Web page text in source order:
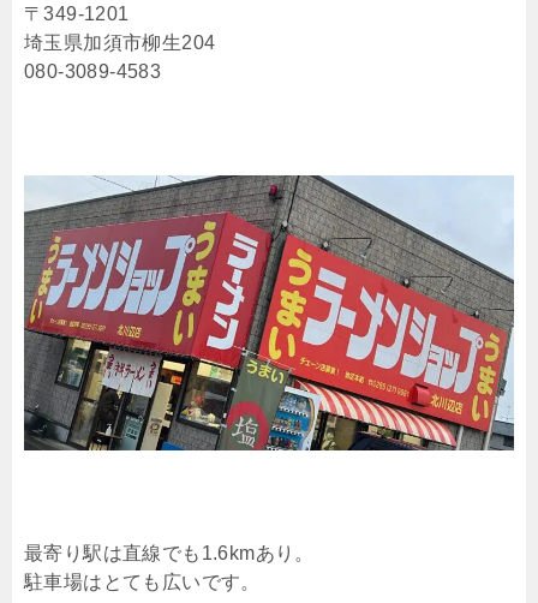
〒349-1201
埼玉県加須市柳生204
080-3089-4583
最寄り駅は直線でも1.6kmあり。
駐車場はとても広いです。